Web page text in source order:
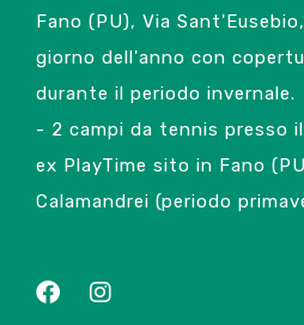
Fano (PU), Via
giorno dell'anno con
durante il periodo invernale.
- 2 campi da tennis presso
ex PlayTime sito in Fano
Calamandrei (periodo